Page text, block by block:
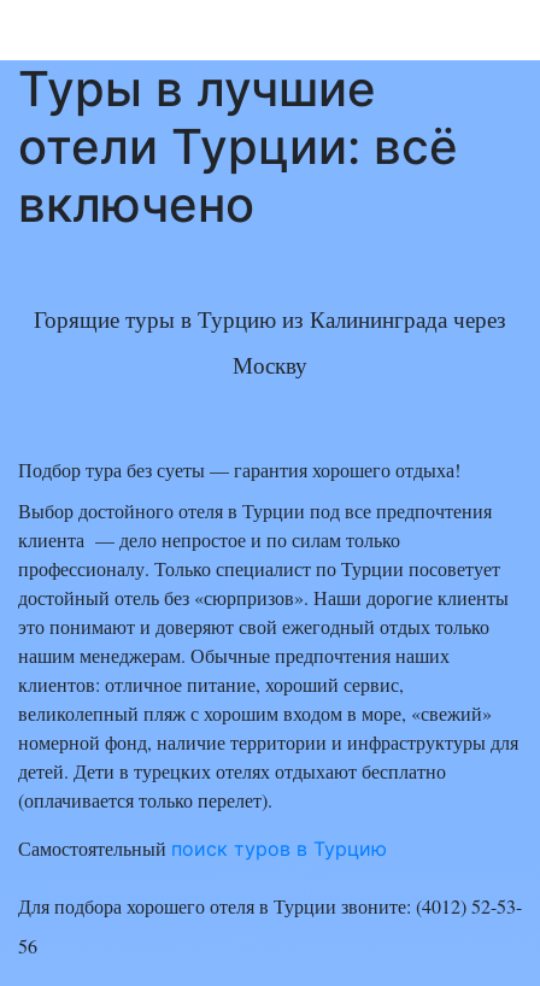
Туры в лучшие
отели Турции: всё
включено
Горящие туры в Турцию из Калининграда через
Москву
Подбор тура без суеты — гарантия хорошего отдыха!
Выбор достойного отеля в Турции под все предпочтения
клиента — дело непростое и по силам только
профессионалу. Только специалист по Турции посоветует
достойный отель без «сюрпризов». Наши дорогие клиенты
это понимают и доверяют свой ежегодный отдых только
нашим менеджерам. Обычные предпочтения наших
клиентов: отличное питание, хороший сервис,
великолепный пляж с хорошим входом в море, «свежий»
номерной фонд, наличие территории и инфраструктуры для
детей. Дети в турецких отелях отдыхают бесплатно
(оплачивается только перелет).
Самостоятельный поиск туров в Турцию
Для подбора хорошего отеля в Турции звоните: (4012) 52-53-
56